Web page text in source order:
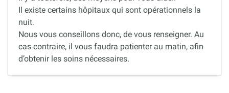
Il existe certains hôpitaux qui sont opérationnels la
nuit.
Nous vous conseillons donc, de vous renseigner. Au
cas contraire, il vous faudra patienter au matin, afin
d’obtenir les soins nécessaires.